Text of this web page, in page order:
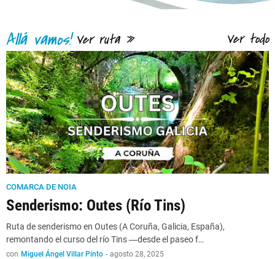
Ver ruta » Ver todo
COMARCA DE NOIA
Senderismo: Outes (Río Tins)
Ruta de senderismo en Outes (A Coruña, Galicia, España),
remontando el curso del río Tins ―desde el paseo f…
con Miguel Ángel Villar Pinto - agosto 28, 2025